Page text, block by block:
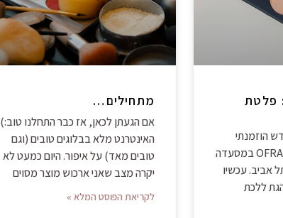
הפתעות מ-OFRA: פלטת
הוזמנתי
לאירוע של OFRA Cosmetics במסעדה
אביב. עכשיו
ללכת
מתחילים…
אם הגעתן לכאן, אז כבר התחלנו טוב:)
האינטרנט מלא בבלוגים טובים (וגם
טובים מאד) על איפור. היום כמעט לא
יקרה מצב שאני ארכוש מוצר מסוים
לקריאת הפוסט המלא »